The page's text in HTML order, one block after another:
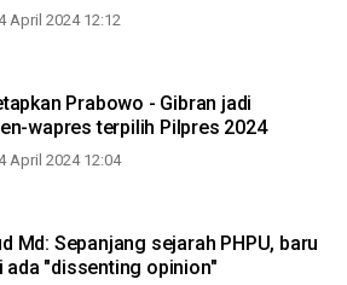
April 2024 12:12
Prabowo - Gibran jadi
wapres terpilih Pilpres 2024
April 2024 12:04
Md: Sepanjang sejarah PHPU, baru
ada "dissenting opinion"